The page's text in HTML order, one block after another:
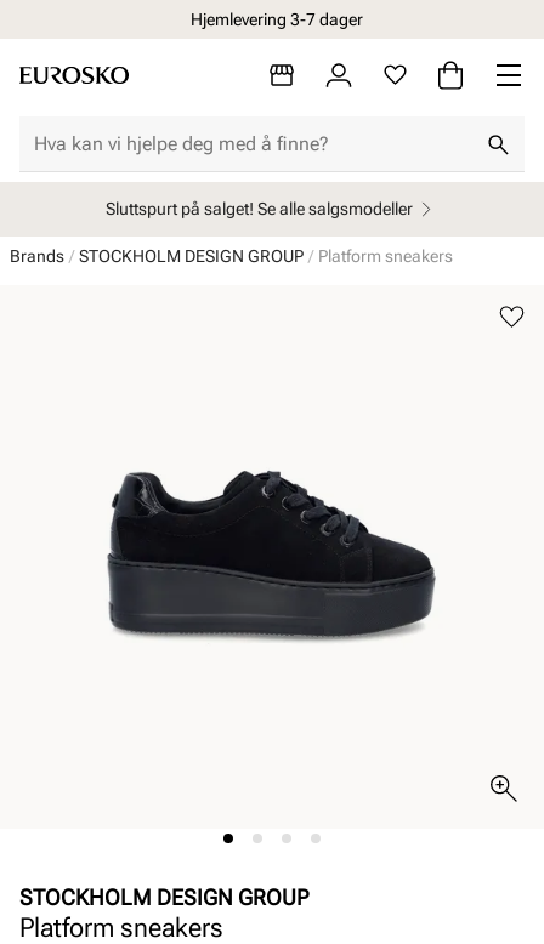
Hjemlevering 3-7 dager
Sluttspurt på salget! Se alle salgsmodeller
Brands STOCKHOLM DESIGN GROUP Platform sneakers
STOCKHOLM DESIGN GROUP
Platform sneakers